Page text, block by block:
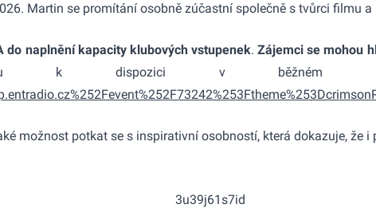
Martin se promítání osobně zúčastní společně s tvůrci filmu
do naplnění kapacity klubových vstupenek. Zájemci se mohou
k dispozici v běžném
možnost potkat se s inspirativní osobností, která dokazuje, že